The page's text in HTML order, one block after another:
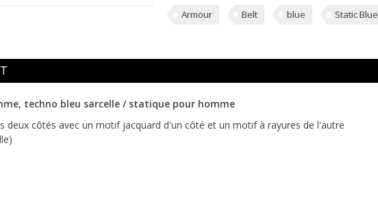
Armour Belt blue Static Blue
techno bleu sarcelle / statique pour homme
deux côtés avec un motif jacquard d'un côté et un motif à rayures de l'autre